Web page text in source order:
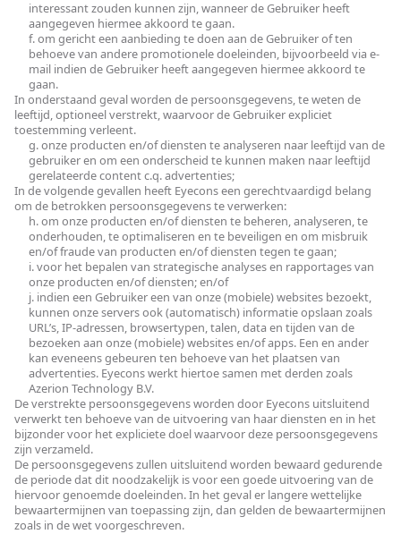
interessant zouden kunnen zijn, wanneer de Gebruiker heeft
aangegeven hiermee akkoord te gaan.
f. om gericht een aanbieding te doen aan de Gebruiker of ten
behoeve van andere promotionele doeleinden, bijvoorbeeld via e-
mail indien de Gebruiker heeft aangegeven hiermee akkoord te
gaan.
In onderstaand geval worden de persoonsgegevens, te weten de
leeftijd, optioneel verstrekt, waarvoor de Gebruiker expliciet
toestemming verleent.
g. onze producten en/of diensten te analyseren naar leeftijd van de
gebruiker en om een onderscheid te kunnen maken naar leeftijd
gerelateerde content c.q. advertenties;
In de volgende gevallen heeft Eyecons een gerechtvaardigd belang
om de betrokken persoonsgegevens te verwerken:
h. om onze producten en/of diensten te beheren, analyseren, te
onderhouden, te optimaliseren en te beveiligen en om misbruik
en/of fraude van producten en/of diensten tegen te gaan;
i. voor het bepalen van strategische analyses en rapportages van
onze producten en/of diensten; en/of
j. indien een Gebruiker een van onze (mobiele) websites bezoekt,
kunnen onze servers ook (automatisch) informatie opslaan zoals
URL’s, IP-adressen, browsertypen, talen, data en tijden van de
bezoeken aan onze (mobiele) websites en/of apps. Een en ander
kan eveneens gebeuren ten behoeve van het plaatsen van
advertenties. Eyecons werkt hiertoe samen met derden zoals
Azerion Technology B.V.
De verstrekte persoonsgegevens worden door Eyecons uitsluitend
verwerkt ten behoeve van de uitvoering van haar diensten en in het
bijzonder voor het expliciete doel waarvoor deze persoonsgegevens
zijn verzameld.
De persoonsgegevens zullen uitsluitend worden bewaard gedurende
de periode dat dit noodzakelijk is voor een goede uitvoering van de
hiervoor genoemde doeleinden. In het geval er langere wettelijke
bewaartermijnen van toepassing zijn, dan gelden de bewaartermijnen
zoals in de wet voorgeschreven.